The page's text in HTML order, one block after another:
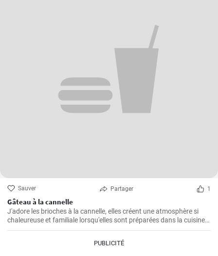
Sauver Partager 1
Gâteau à la cannelle
J'adore les brioches à la cannelle, elles créent une atmosphère si
chaleureuse et familiale lorsqu'elles sont préparées dans la cuisine.
Je pense que ce gâteau est l'un des plus faciles à préparer et qu'il
remporte toujours un franc succès auprès de ma famille. Non
seulement il est délicieux, mais il est également cher à mon cœur en
PUBLICITÉ